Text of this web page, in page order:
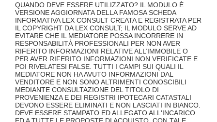
QUANDO DEVE ESSERE UTILIZZATO? IL MODULO È
VERSIONE AGGIORNATA DELLA FAMOSA SCHEDA
INFORMATIVA LEX CONSULT CREATA E REGISTRATA PER
IL COPYRIGHT DA LEX CONSULT; IL MODULO SERVE AD
EVITARE CHE IL MEDIATORE POSSA INCORRERE IN
RESPONSABILITÀ PROFESSIONALI PER NON AVER
RIFERITO INFORMAZIONI RELATIVE ALL’IMMOBILE O
PER AVER RIFERITO INFORMAZIONI NON VERIFICATE E
POI RIVELATESI FALSE. TUTTI I CAMPI SUI QUALI IL
MEDIATORE NON HA AVUTO INFORMAZIONI DAL
VENDITORE E NON SONO ALTRIMENTI CONOSCIBILI
MEDIANTE CONSULTAZIONE DEL TITOLO DI
PROVENIENZA E DEI REGISTRI IPOTECARI CATASTALI
DEVONO ESSERE ELIMINATI E NON LASCIATI IN BIANCO.
DEVE ESSERE STAMPATO ED ALLEGATO ALL'INCARICO